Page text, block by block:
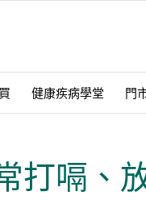
健康疾病學堂 門
打嗝、